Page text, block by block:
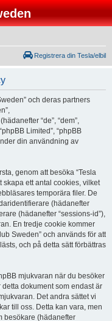
Registrera din Tesla/elbil
och deras partners
“de”, “dem”,
Limited”, “phpBB
din användning av
genom att besöka “Tesla
skapa ett antal cookies, vilket
temporära filer. De
(hädanefter
(hädanefter “sessions-id”),
En tredje cookie kommer
Sweden” och används för att
och på detta sätt förbättras
mjukvaran när du besöker
dokument som endast är
Det andra sättet vi
till oss. Detta kan vara, men
besökare (hädanefter